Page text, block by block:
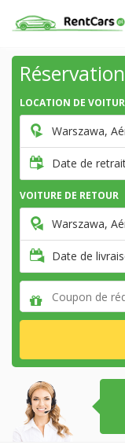
LOCATION DE
Warszawa,
Date de
VOITURE DE RETOUR
Warszawa,
Date de